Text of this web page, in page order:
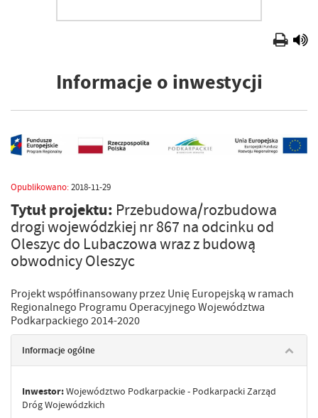
Informacje o inwestycji
Opublikowano:2018-11-29
Tytuł projektu: Przebudowa/rozbudowa
drogi wojewódzkiej nr 867 na odcinku od
Oleszyc do Lubaczowa wraz z budową
obwodnicy Oleszyc
Projekt współfinansowany przez Unię Europejską w ramach
Regionalnego Programu Operacyjnego Województwa
Podkarpackiego 2014-2020
Informacje ogólne
Inwestor:Województwo Podkarpackie - Podkarpacki Zarząd
Dróg Wojewódzkich